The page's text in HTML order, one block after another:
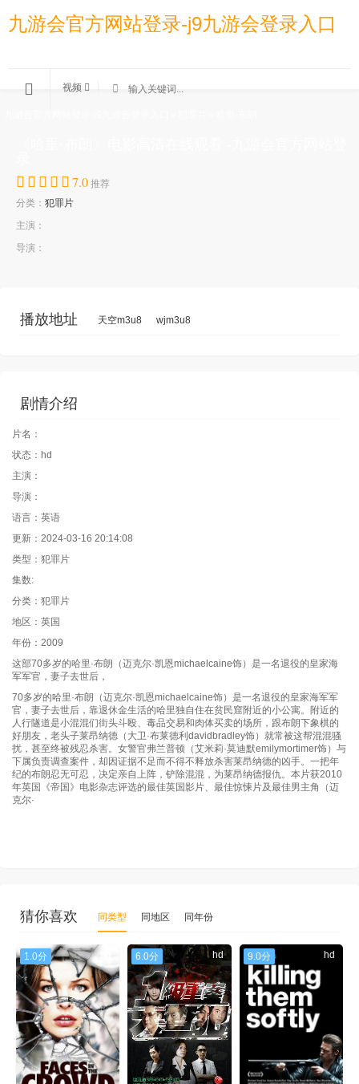
九游会官方网站登录-j9九游会登录入口
视频
7.0 推荐
分类： 犯罪片
主演：
导演：
播放地址 天空m3u8 wjm3u8
剧情介绍
片名：
状态：hd
主演：
导演：
语言：英语
更新：2024-03-16 20:14:08
类型：犯罪片
集数:
分类：犯罪片
地区：英国
年份：2009
这部70多岁的哈里·布朗（迈克尔·凯恩michaelcaine饰）是一名退役的皇家海
军军官，妻子去世后，
70多岁的哈里·布朗（迈克尔·凯恩michaelcaine饰）是一名退役的皇家海军军
官，妻子去世后，靠退休金生活的哈里独自住在贫民窟附近的小公寓。附近的
人行隧道是小混混们街头斗殴、毒品交易和肉体买卖的场所，跟布朗下象棋的
好朋友，老头子莱昂纳德（大卫·布莱德利davidbradley饰）就常被这帮混混骚
扰，甚至终被残忍杀害。女警官弗兰普顿（艾米莉·莫迪默emilymortimer饰）与
下属负责调查案件，却因证据不足而不得不释放杀害莱昂纳德的凶手。一把年
纪的布朗忍无可忍，决定亲自上阵，铲除混混，为莱昂纳德报仇。本片获2010
年英国《帝国》电影杂志评选的最佳英国影片、最佳惊悚片及最佳男主角（迈
克尔·
猜你喜欢 同类型 同地区 同年份
1.0分 6.0分 hd 9.0分 hd